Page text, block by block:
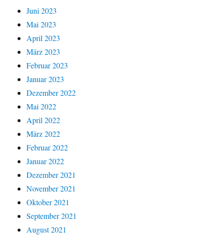
Juni 2023
Mai 2023
April 2023
März 2023
Februar 2023
Januar 2023
Dezember 2022
Mai 2022
April 2022
März 2022
Februar 2022
Januar 2022
Dezember 2021
November 2021
Oktober 2021
September 2021
August 2021